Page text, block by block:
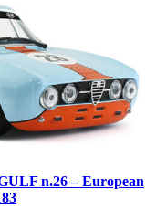
n.26 – European